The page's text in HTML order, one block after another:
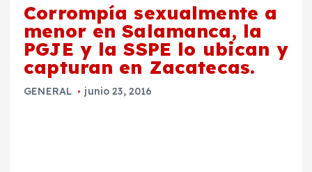
Corrompía sexualmente a
menor en Salamanca, la
PGJE y la SSPE lo ubican y
capturan en Zacatecas.
GENERAL junio 23, 2016